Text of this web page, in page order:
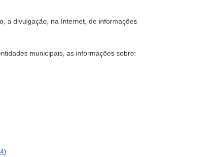
a divulgação, na Internet, de informações
municipais, as informações sobre:
)